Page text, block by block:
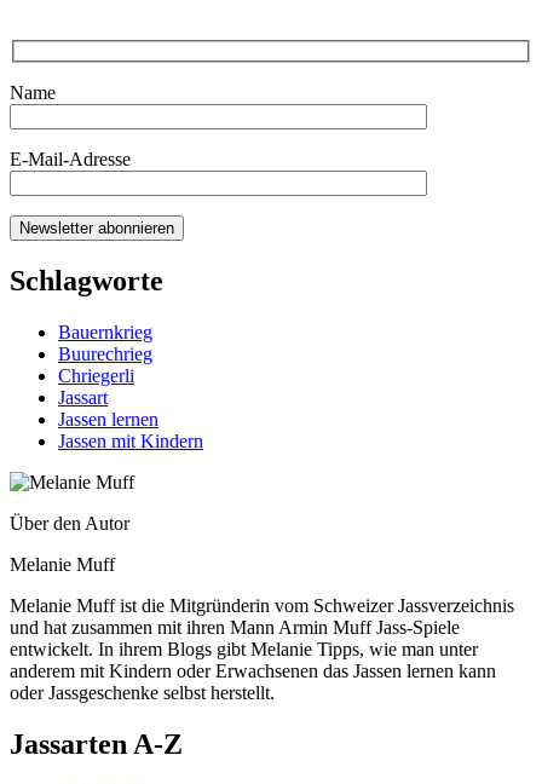
Name
E-Mail-Adresse
Schlagworte
Bauernkrieg
Buurechrieg
Chriegerli
Jassart
Jassen lernen
Jassen mit Kindern
Über den Autor
Melanie Muff
Melanie Muff ist die Mitgründerin vom Schweizer Jassverzeichnis
und hat zusammen mit ihren Mann Armin Muff Jass-Spiele
entwickelt. In ihrem Blogs gibt Melanie Tipps, wie man unter
anderem mit Kindern oder Erwachsenen das Jassen lernen kann
oder Jassgeschenke selbst herstellt.
Jassarten A-Z